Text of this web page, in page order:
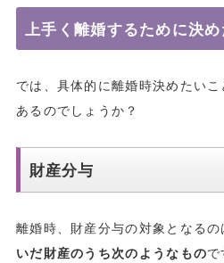
上手く離婚するために決
では、具体的に離婚時決めたい
あるのでしょうか？
財産分与
離婚時、財産分与の対象となる
いだ財産のうち次のようなもので